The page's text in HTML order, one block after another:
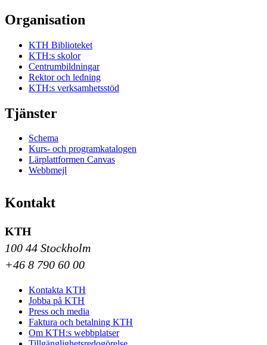
Organisation
KTH Biblioteket
KTH:s skolor
Centrumbildningar
Rektor och ledning
KTH:s verksamhetsstöd
Tjänster
Schema
Kurs- och programkatalogen
Lärplattformen Canvas
Webbmejl
Kontakt
KTH
100 44 Stockholm
+46 8 790 60 00
Kontakta KTH
Jobba på KTH
Press och media
Faktura och betalning KTH
Om KTH:s webbplatser